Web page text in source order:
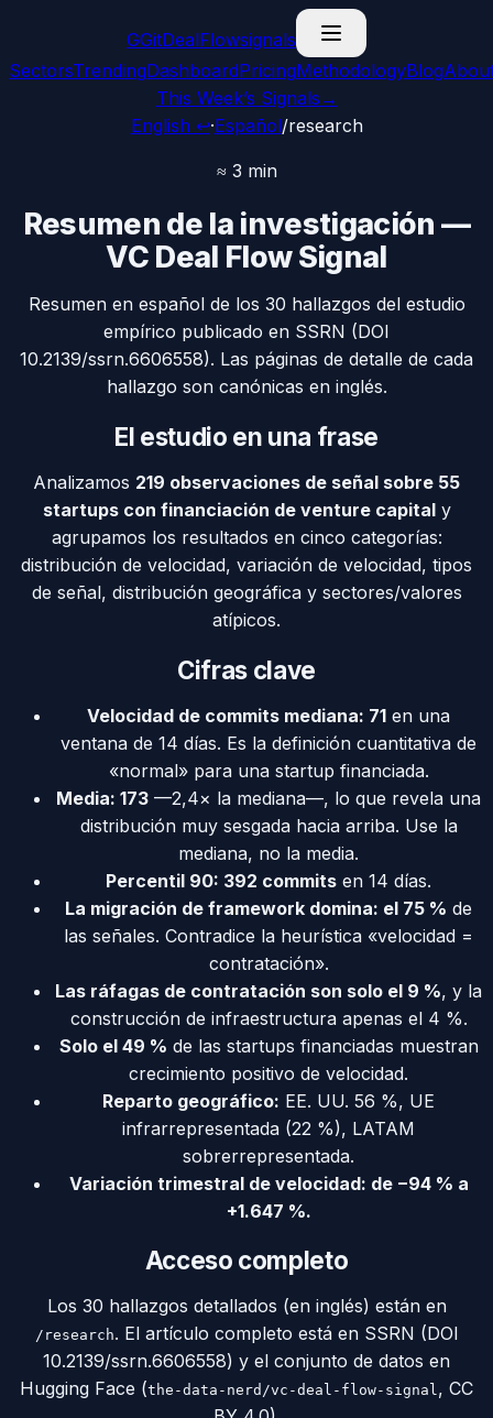
GGitDealFlowsignals
SectorsTrendingDashboardPricingMethodologyBlog
This Week’s Signals →
English ↩·Español/research
≈ 3 min
Resumen de la investigación —
VC Deal Flow Signal
Resumen en español de los 30 hallazgos del estudio
empírico publicado en SSRN (DOI
10.2139/ssrn.6606558). Las páginas de detalle de cada
hallazgo son canónicas en inglés.
El estudio en una frase
Analizamos 219 observaciones de señal sobre 55
startups con financiación de venture capitaly
agrupamos los resultados en cinco categorías:
distribución de velocidad, variación de velocidad, tipos
de señal, distribución geográfica y sectores/valores
atípicos.
Cifras clave
Velocidad de commits mediana: 71 en una
ventana de 14 días. Es la definición cuantitativa de
«normal» para una startup financiada.
Media: 173 —2,4× la mediana—, lo que revela una
distribución muy sesgada hacia arriba. Use la
mediana, no la media.
Percentil 90: 392 commits en 14 días.
La migración de framework domina: el 75 % de
las señales. Contradice la heurística «velocidad =
contratación».
Las ráfagas de contratación son solo el 9 %, y la
construcción de infraestructura apenas el 4 %.
Solo el 49 % de las startups financiadas muestran
crecimiento positivo de velocidad.
Reparto geográfico: EE. UU. 56 %, UE
infrarrepresentada (22 %), LATAM
sobrerrepresentada.
Variación trimestral de velocidad: de −94 % a
+1.647 %.
Acceso completo
Los 30 hallazgos detallados (en inglés) están en
/research. El artículo completo está en SSRN (DOI
10.2139/ssrn.6606558) y el conjunto de datos en
Hugging Face (the-data-nerd/vc-deal-flow-signal , CC